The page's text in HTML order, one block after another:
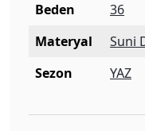
Beden
36
Materyal
Suni
Sezon
YAZ